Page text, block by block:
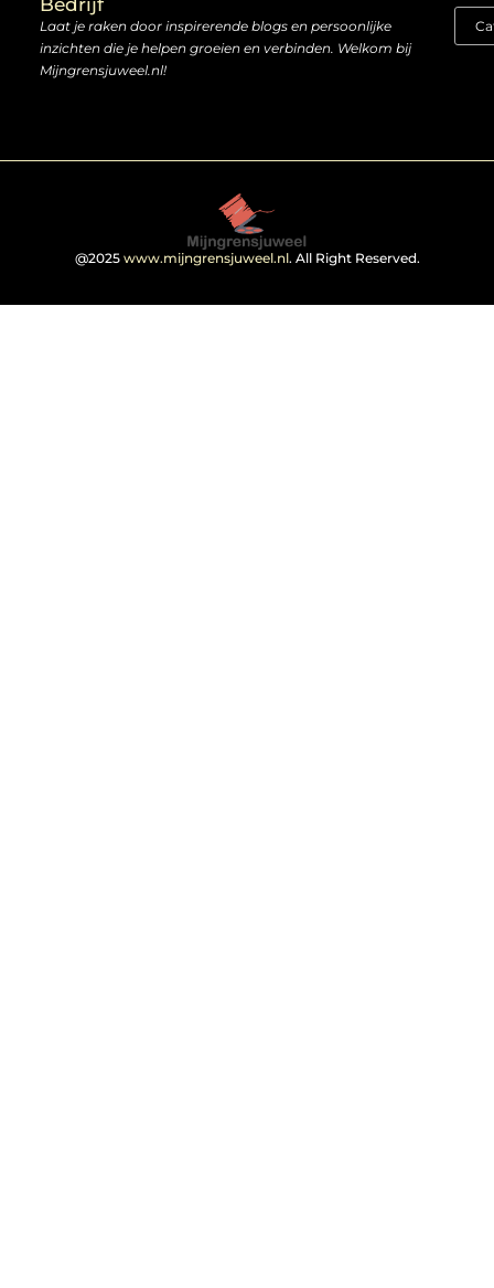
Bedrijf
Laat je raken door inspirerende blogs en persoonlijke
inzichten die je helpen groeien en verbinden. Welkom bij
Mijngrensjuweel.nl!
@2025 www.mijngrensjuweel.nl. All Right Reserved.